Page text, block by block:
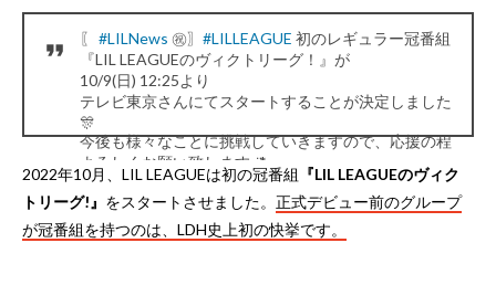
〖 #LILNews ㊗️〗 #LILLEAGUE 初のレギュラー冠番組
『LIL LEAGUEのヴィクトリーグ！』が
10/9(日) 12:25より
テレビ東京さんにてスタートすることが決定しました
🎊
今後も様々なことに挑戦していきますので、応援の程
よろしくお願い致します ᵕ̈*
そして
いつも本当にありがとうございます🧡
pic.twitter.com/v7DI3JY1Hz
— LIL LEAGUE (@LIL_LEAGUE_)September 21, 2022
2022年10月、LIL LEAGUEは初の冠番組 『LIL LEAGUEのヴィク
トリーグ!』 をスタートさせました。 正式デビュー前のグループ
が冠番組を持つのは、LDH史上初の快挙です。